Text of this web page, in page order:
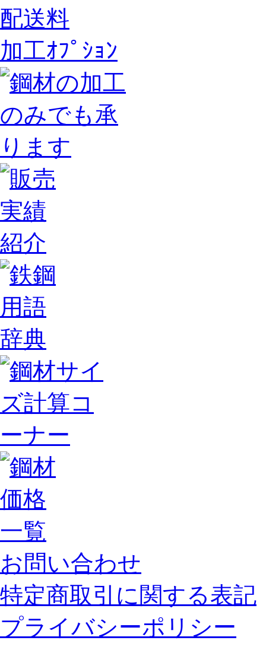
配送料
加工ｵﾌﾟｼｮﾝ
お問い合わせ
特定商取引に関する表記
プライバシーポリシー